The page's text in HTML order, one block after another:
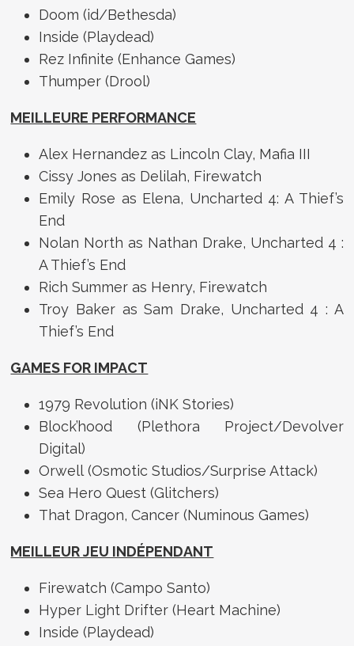
Doom (id/Bethesda)
Inside (Playdead)
Rez Infinite (Enhance Games)
Thumper (Drool)
MEILLEURE PERFORMANCE
Alex Hernandez as Lincoln Clay, Mafia III
Cissy Jones as Delilah, Firewatch
Emily Rose as Elena, Uncharted 4: A Thief’s
End
Nolan North as Nathan Drake, Uncharted 4 :
A Thief’s End
Rich Summer as Henry, Firewatch
Troy Baker as Sam Drake, Uncharted 4 : A
Thief’s End
GAMES FOR IMPACT
1979 Revolution (iNK Stories)
Block’hood (Plethora Project/Devolver
Digital)
Orwell (Osmotic Studios/Surprise Attack)
Sea Hero Quest (Glitchers)
That Dragon, Cancer (Numinous Games)
MEILLEUR JEU INDÉPENDANT
Firewatch (Campo Santo)
Hyper Light Drifter (Heart Machine)
Inside (Playdead)